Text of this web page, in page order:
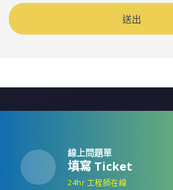
送出
線上問題單
填寫 Ticket
24hr 工程師在線